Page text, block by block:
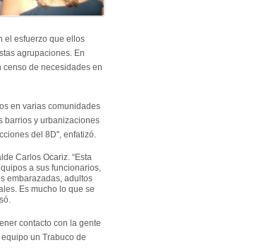
el esfuerzo que ellos
agrupaciones. En
censo de necesidades en
en varias comunidades
barrios y urbanizaciones
del 8D", enfatizó.
Carlos Ocariz. “Esta
a sus funcionarios,
embarazadas, adultos
Es mucho lo que se
contacto con la gente
un Trabuco de